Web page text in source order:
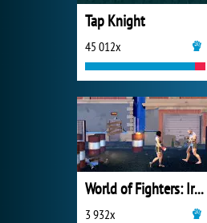
Tap Knight
45 012x
World of Fighters: Iron Fists
3 932x